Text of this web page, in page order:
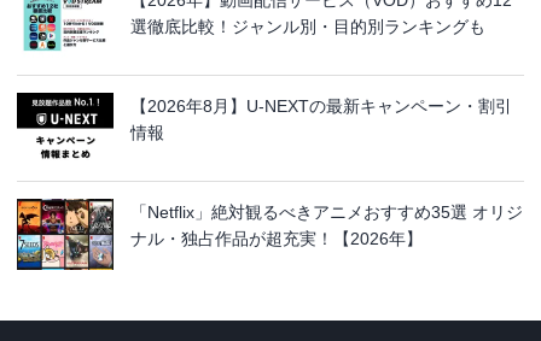
選徹底比較！ジャンル別・目的別ランキングも
【2026年8月】U-NEXTの最新キャンペーン・割引
情報
「Netflix」絶対観るべきアニメおすすめ35選 オリジ
ナル・独占作品が超充実！【2026年】